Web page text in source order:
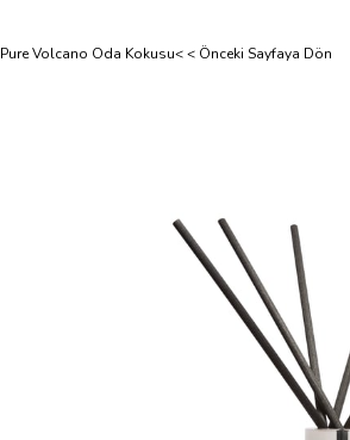
Pure Volcano Oda Kokusu< < Önceki Sayfaya Dön